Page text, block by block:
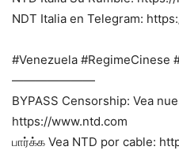
NDT Italia en Telegram:
#Venezuela #RegimeCinese
———————
BYPASS Censorship: Vea
https://www.ntd.com
பார்க்க Vea NTD por cable: